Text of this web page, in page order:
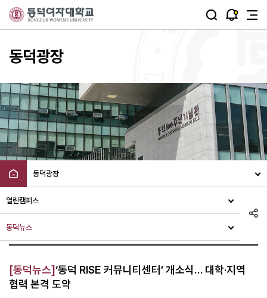
주메뉴 바로가기
본문 바로가기
동덕광장
동덕광장
열린캠퍼스
동덕뉴스
동덕뉴스
[동덕뉴스]‘동덕 RISE 커뮤니티센터’ 개소식… 대학·지역
협력 본격 도약